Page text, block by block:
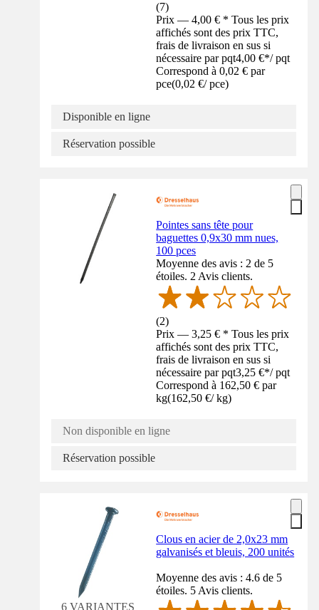
(7)
Prix — 4,00 € * Tous les prix
affichés sont des prix TTC,
frais de livraison en sus si
nécessaire par pqt4,00 €*/ pqt
Correspond à 0,02 € par
pce(0,02 €/ pce)
Disponible en ligne
Réservation possible
Pointes sans tête pour
baguettes 0,9x30 mm nues,
100 pces
Moyenne des avis : 2 de 5
étoiles. 2 Avis clients.
(2)
Prix — 3,25 € * Tous les prix
affichés sont des prix TTC,
frais de livraison en sus si
nécessaire par pqt3,25 €*/ pqt
Correspond à 162,50 € par
kg(162,50 €/ kg)
Non disponible en ligne
Réservation possible
6 VARIANTES
Clous en acier de 2,0x23 mm
galvanisés et bleuis, 200 unités
Moyenne des avis : 4.6 de 5
étoiles. 5 Avis clients.